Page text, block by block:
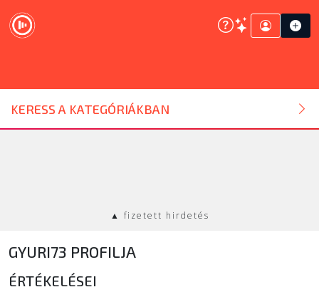
KERESS A KATEGÓRIÁKBAN
DJ ESZKÖZ
HANGTECHNIKA
EGYÉB
▲ fizetett hirdetés
GYURI73 PROFILJA
ÉRTÉKELÉSEI